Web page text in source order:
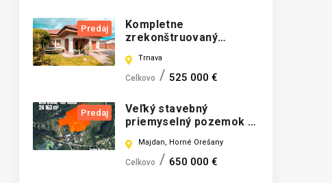
Predaj
Kompletne
zrekonštruovaný
bazénom vo
vyhľadávanej lokalite
Trnava
Celkovo 525 000 €
Predaj
Veľký stavebný
priemyselný pozemok v
Majdan, Horné Orešany
Celkovo 650 000 €